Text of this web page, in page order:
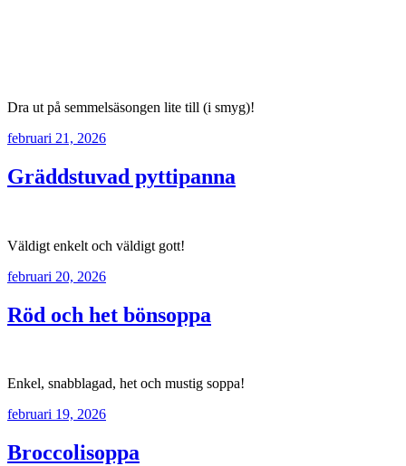
Dra ut på semmelsäsongen lite till (i smyg)!
februari 21, 2026
Gräddstuvad pyttipanna
Väldigt enkelt och väldigt gott!
februari 20, 2026
Röd och het bönsoppa
Enkel, snabblagad, het och mustig soppa!
februari 19, 2026
Broccolisoppa